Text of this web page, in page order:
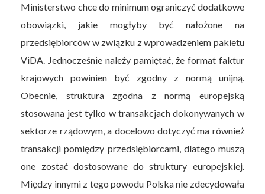
Ministerstwo chce do minimum ograniczyć dodatkowe
obowiązki, jakie mogłyby być nałożone na
przedsiębiorców w związku z wprowadzeniem pakietu
ViDA. Jednocześnie należy pamiętać, że format faktur
krajowych powinien być zgodny z normą unijną.
Obecnie, struktura zgodna z normą europejską
stosowana jest tylko w transakcjach dokonywanych w
sektorze rządowym, a docelowo dotyczyć ma również
transakcji pomiędzy przedsiębiorcami, dlatego muszą
one zostać dostosowane do struktury europejskiej.
Między innymi z tego powodu Polska nie zdecydowała